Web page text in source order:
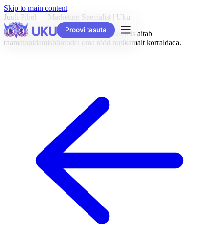
Skip to main content
Proovi tasuta
Juuli Pihel — Marketing Specialist | Uku
Turunduse spetsialist Ukus. Loob sisu, mis aitab
raamatupidamisbüroodel oma tööd nutikamalt korraldada.